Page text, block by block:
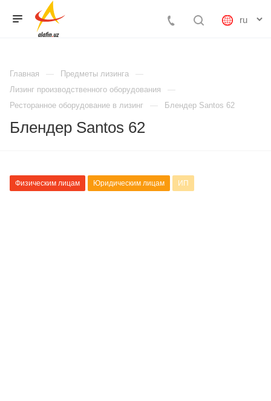
Главная
Предметы лизинга
Лизинг производственного оборудования
Ресторанное оборудование в лизинг
Блендер Santos 62
Блендер Santos 62
Физическим лицам Юридическим лицам ИП